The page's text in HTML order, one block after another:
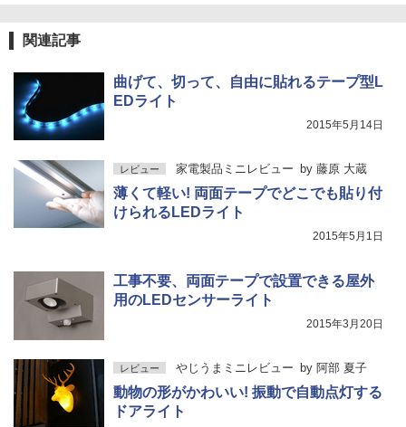
関連記事
曲げて、切って、自由に貼れるテープ型L
EDライト
2015年5月14日
レビュー 家電製品ミニレビュー by 藤原 大蔵
薄くて軽い! 両面テープでどこでも貼り付
けられるLEDライト
2015年5月1日
工事不要、両面テープで設置できる屋外
用のLEDセンサーライト
2015年3月20日
レビュー やじうまミニレビュー by 阿部 夏子
動物の形がかわいい! 振動で自動点灯する
ドアライト